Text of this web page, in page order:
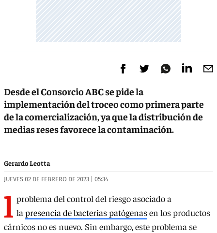
Desde el Consorcio ABC se pide la
implementación del troceo como primera parte
de la comercialización, ya que la distribución de
medias reses favorece la contaminación.
Gerardo Leotta
JUEVES 02 DE FEBRERO DE 2023 | 05:34
l problema del control del riesgo asociado a
la presencia de bacterias patógenasen los productos
cárnicos no es nuevo. Sin embargo, este problema se